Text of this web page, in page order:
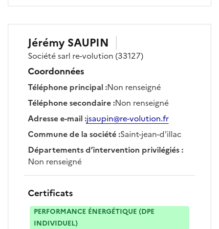
Jérémy SAUPIN
Sociétésarl re-volution (33127)
Coordonnées
Téléphone principal:Non renseigné
Téléphone secondaire:Non renseigné
Adresse e-mail:jsaupin@re-volution.fr
Commune de la société:Saint-jean-d'illac
Départements d’intervention privilégiés:
Non renseigné
Certificats
PERFORMANCE ÉNERGÉTIQUE (DPE
INDIVIDUEL)